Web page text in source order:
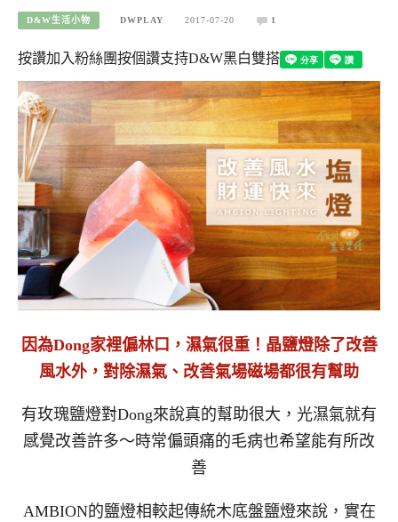
D&W生活小物 DWPLAY 2017-07-20 1
按讚加入粉絲團按個讚支持D&W黑白雙搭
因為Dong家裡偏林口，濕氣很重！晶鹽燈除了改善
風水外，對除濕氣、改善氣場磁場都很有幫助
有玫瑰鹽燈對Dong來說真的幫助很大，光濕氣就有
感覺改善許多～時常偏頭痛的毛病也希望能有所改
善
AMBION的鹽燈相較起傳統木底盤鹽燈來說，實在